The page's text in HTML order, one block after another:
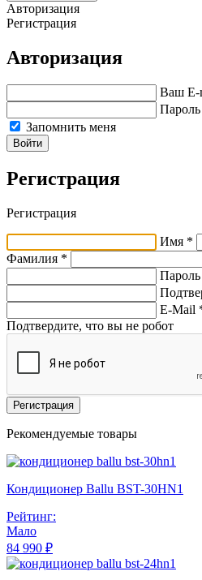
Авторизация
Регистрация
Авторизация
Ваш E-
Пароль
Запомнить меня
Войти
Регистрация
Регистрация
Имя *
Фамилия *
E-Mail
Подтвердите, что вы не робот
Регистрация
Рекомендуемые товары
Кондиционер Ballu BST-30HN1
Рейтинг:
Мало
84 990 ₽